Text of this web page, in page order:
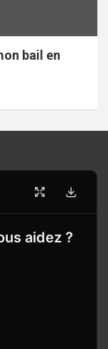
bail en
aidez ?